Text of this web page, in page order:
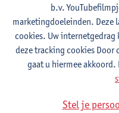
2E SEM
3
studiepunten
Lesgever(s):
Els De Vos
Heritage: Global and
1E SEM
3studiepunten
Jermina
Built Heritage
b.v.
marketingdoeleinden. Deze
cookies. Uw internetgedrag
deze tracking cookies
gaat u hiermee akkoord.
Stel je